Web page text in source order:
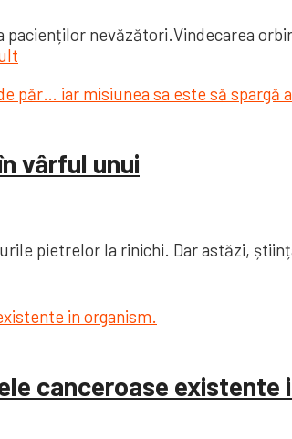
nevăzători.Vindecarea
vârful unui
pietrelor la rinichi. Dar astăzi,
canceroase existente